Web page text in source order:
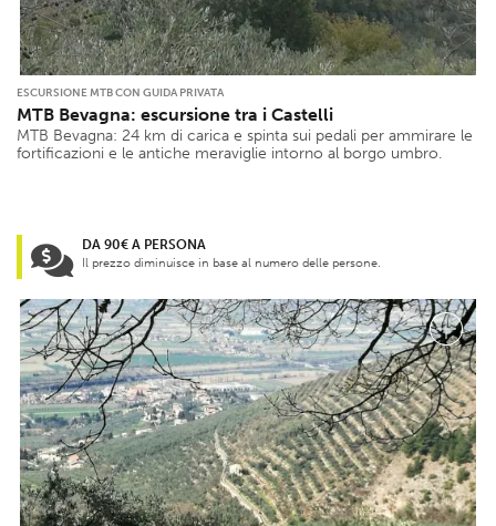
ESCURSIONE MTB CON GUIDA PRIVATA
MTB Bevagna: escursione tra i Castelli
MTB Bevagna: 24 km di carica e spinta sui pedali per ammirare le
fortificazioni e le antiche meraviglie intorno al borgo umbro.
DA 90€ A PERSONA
Il prezzo diminuisce in base al numero delle persone.